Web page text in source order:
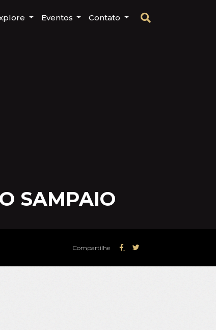
Eventos Contato
SAMPAIO
Compartilhe